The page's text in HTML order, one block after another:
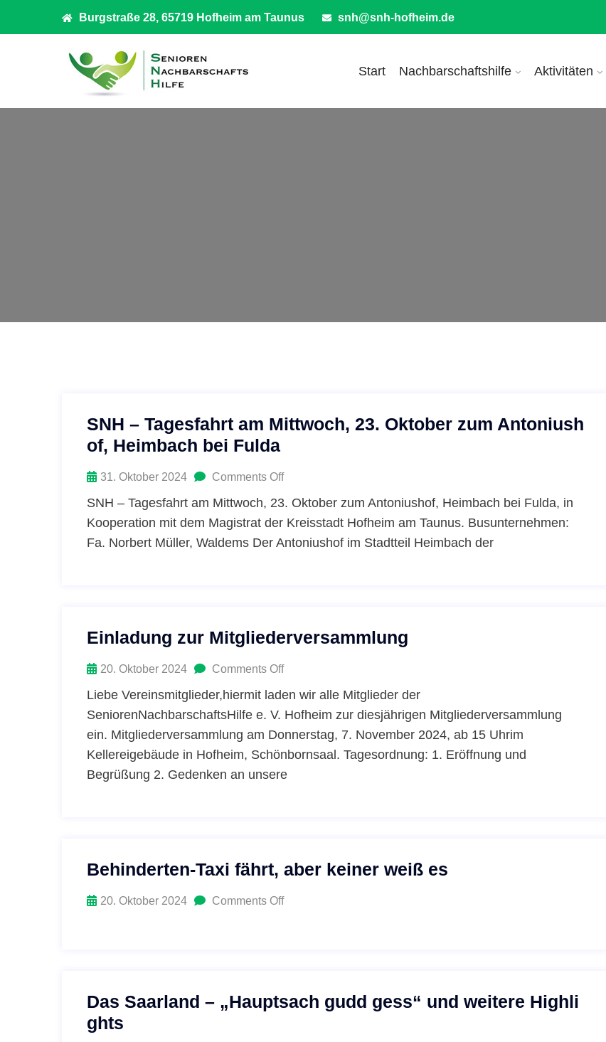
Burgstraße 28, 65719 Hofheim am Taunus snh@snh-hofheim.de
Start Nachbarschaftshilfe Aktivitäten
SNH – Tagesfahrt am Mittwoch, 23. Oktober zum Antoniush
of, Heimbach bei Fulda
31. Oktober 2024 Comments Off
SNH – Tagesfahrt am Mittwoch, 23. Oktober zum Antoniushof, Heimbach bei Fulda, in
Kooperation mit dem Magistrat der Kreisstadt Hofheim am Taunus. Busunternehmen:
Fa. Norbert Müller, Waldems Der Antoniushof im Stadtteil Heimbach der
Einladung zur Mitgliederversammlung
20. Oktober 2024 Comments Off
Liebe Vereinsmitglieder,hiermit laden wir alle Mitglieder der
SeniorenNachbarschaftsHilfe e. V. Hofheim zur diesjährigen Mitgliederversammlung
ein. Mitgliederversammlung am Donnerstag, 7. November 2024, ab 15 Uhrim
Kellereigebäude in Hofheim, Schönbornsaal. Tagesordnung: 1. Eröffnung und
Begrüßung 2. Gedenken an unsere
Behinderten-Taxi fährt, aber keiner weiß es
20. Oktober 2024 Comments Off
Das Saarland – „Hauptsach gudd gess“ und weitere Highli
ghts